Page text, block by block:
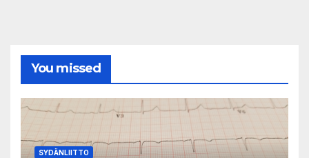
You missed
SYDÄNLIITTO